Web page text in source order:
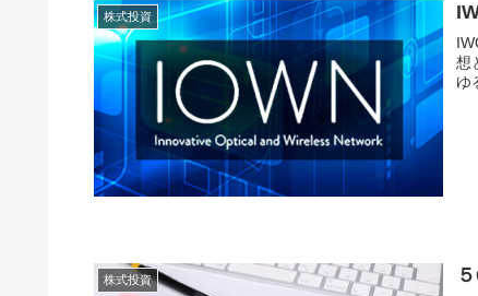
株式投資
IWON構想
想
ゆ
株式投資